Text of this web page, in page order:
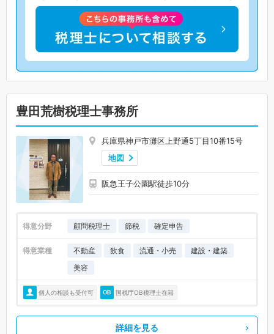
豊田荒樹税理士事務所
兵庫県神戸市灘区上野通5丁目10番15号
地図
阪急王子公園駅徒歩10分
得意分野 顧問税理士 節税 確定申告
得意業種 不動産 飲食 流通・小売
建設・建築
美容
個人の相談も受付可 国税庁OB税理士在籍
詳細を見る